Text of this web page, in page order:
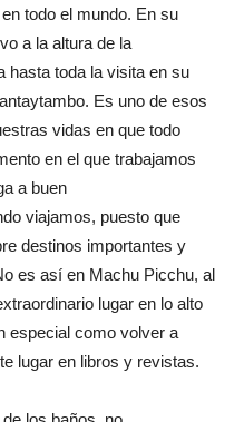
todo el mundo. En su
a la altura de la
hasta toda la visita en su
Es uno de esos
vidas en que todo
en el que trabajamos
a buen
viajamos, puesto que
destinos importantes y
es así en Machu Picchu, al
lugar en lo alto
especial como volver a
lugar en libros y revistas.